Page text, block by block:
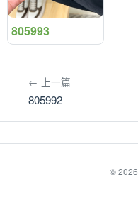
805993
← 上一篇
805992
© 2026